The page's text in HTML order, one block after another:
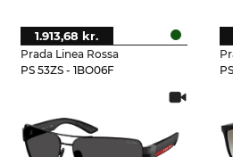
Prada Linea Rossa
PS 53ZS - 1BO06F
1.913,68 kr.